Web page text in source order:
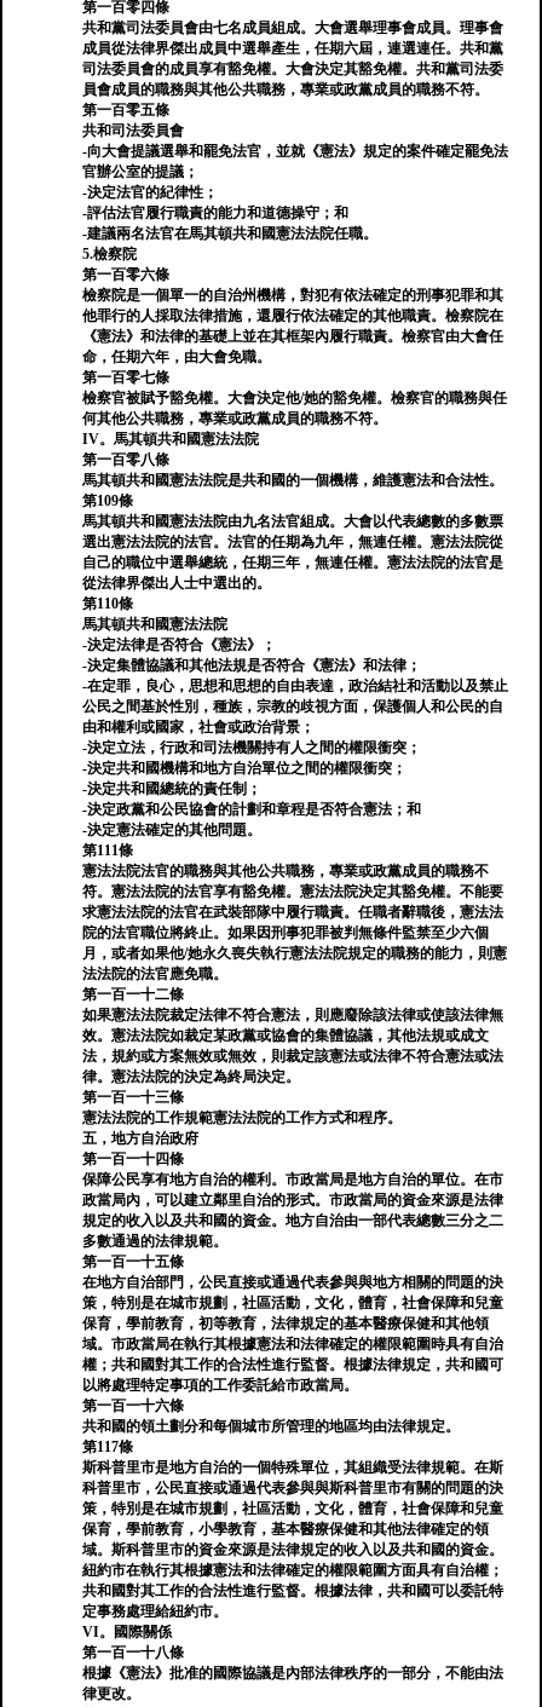
第一百零四條
共和黨司法委員會由七名成員組成。大會選舉理事會成員。理事會
成員從法律界傑出成員中選舉產生，任期六屆，連選連任。共和黨
司法委員會的成員享有豁免權。大會決定其豁免權。共和黨司法委
員會成員的職務與其他公共職務，專業或政黨成員的職務不符。
第一百零五條
共和司法委員會
-向大會提議選舉和罷免法官，並就《憲法》規定的案件確定罷免法
官辦公室的提議；
-決定法官的紀律性；
-評估法官履行職責的能力和道德操守；和
-建議兩名法官在馬其頓共和國憲法法院任職。
5.檢察院
第一百零六條
檢察院是一個單一的自治州機構，對犯有依法確定的刑事犯罪和其
他罪行的人採取法律措施，還履行依法確定的其他職責。檢察院在
《憲法》和法律的基礎上並在其框架內履行職責。檢察官由大會任
命，任期六年，由大會免職。
第一百零七條
檢察官被賦予豁免權。大會決定他/她的豁免權。檢察官的職務與任
何其他公共職務，專業或政黨成員的職務不符。
IV。馬其頓共和國憲法法院
第一百零八條
馬其頓共和國憲法法院是共和國的一個機構，維護憲法和合法性。
第109條
馬其頓共和國憲法法院由九名法官組成。大會以代表總數的多數票
選出憲法法院的法官。法官的任期為九年，無連任權。憲法法院從
自己的職位中選舉總統，任期三年，無連任權。憲法法院的法官是
從法律界傑出人士中選出的。
第110條
馬其頓共和國憲法法院
-決定法律是否符合《憲法》；
-決定集體協議和其他法規是否符合《憲法》和法律；
-在定罪，良心，思想和思想的自由表達，政治結社和活動以及禁止
公民之間基於性別，種族，宗教的歧視方面，保護個人和公民的自
由和權利或國家，社會或政治背景；
-決定立法，行政和司法機關持有人之間的權限衝突；
-決定共和國機構和地方自治單位之間的權限衝突；
-決定共和國總統的責任制；
-決定政黨和公民協會的計劃和章程是否符合憲法；和
-決定憲法確定的其他問題。
第111條
憲法法院法官的職務與其他公共職務，專業或政黨成員的職務不
符。憲法法院的法官享有豁免權。憲法法院決定其豁免權。不能要
求憲法法院的法官在武裝部隊中履行職責。任職者辭職後，憲法法
院的法官職位將終止。如果因刑事犯罪被判無條件監禁至少六個
月，或者如果他/她永久喪失執行憲法法院規定的職務的能力，則憲
法法院的法官應免職。
第一百一十二條
如果憲法法院裁定法律不符合憲法，則應廢除該法律或使該法律無
效。憲法法院如裁定某政黨或協會的集體協議，其他法規或成文
法，規約或方案無效或無效，則裁定該憲法或法律不符合憲法或法
律。憲法法院的決定為終局決定。
第一百一十三條
憲法法院的工作規範憲法法院的工作方式和程序。
五，地方自治政府
第一百一十四條
保障公民享有地方自治的權利。市政當局是地方自治的單位。在市
政當局內，可以建立鄰里自治的形式。市政當局的資金來源是法律
規定的收入以及共和國的資金。地方自治由一部代表總數三分之二
多數通過的法律規範。
第一百一十五條
在地方自治部門，公民直接或通過代表參與與地方相關的問題的決
策，特別是在城市規劃，社區活動，文化，體育，社會保障和兒童
保育，學前教育，初等教育，法律規定的基本醫療保健和其他領
域。市政當局在執行其根據憲法和法律確定的權限範圍時具有自治
權；共和國對其工作的合法性進行監督。根據法律規定，共和國可
以將處理特定事項的工作委託給市政當局。
第一百一十六條
共和國的領土劃分和每個城市所管理的地區均由法律規定。
第117條
斯科普里市是地方自治的一個特殊單位，其組織受法律規範。在斯
科普里市，公民直接或通過代表參與與斯科普里市有關的問題的決
策，特別是在城市規劃，社區活動，文化，體育，社會保障和兒童
保育，學前教育，小學教育，基本醫療保健和其他法律確定的領
域。斯科普里市的資金來源是法律規定的收入以及共和國的資金。
紐約市在執行其根據憲法和法律確定的權限範圍方面具有自治權；
共和國對其工作的合法性進行監督。根據法律，共和國可以委託特
定事務處理給紐約市。
VI。國際關係
第一百一十八條
根據《憲法》批准的國際協議是內部法律秩序的一部分，不能由法
律更改。